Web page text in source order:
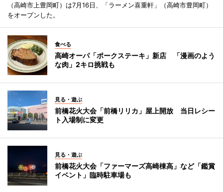
（高崎市上豊岡町）は7月16日、「ラーメン喜重軒」（高崎市豊岡町）
をオープンした。
食べる
高崎オーパ「ポークステーキ」新店 「漫画のよう
な肉」2キロ挑戦も
見る・遊ぶ
前橋花火大会「前橋リリカ」屋上開放 当日レシー
ト入場制に変更
見る・遊ぶ
前橋花火大会「ファーマーズ高崎棟高」など「鑑賞
イベント」臨時駐車場も